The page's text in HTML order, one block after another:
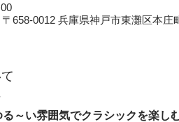
658-0012 兵庫県神戸市東灘区本庄
～い雰囲気でクラシックを楽し